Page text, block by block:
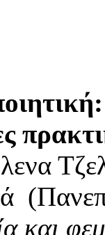
και